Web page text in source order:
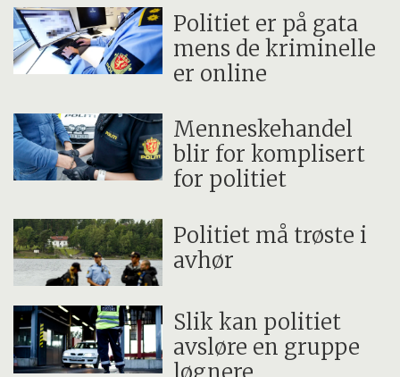
Politiet er på gata
mens de kriminelle
er online
Menneskehandel
blir for komplisert
for politiet
Politiet må trøste i
avhør
Slik kan politiet
avsløre en gruppe